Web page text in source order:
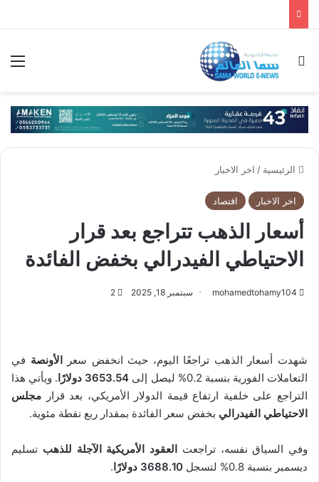
بحث عن
الرئيسية / اخر الاخبار
اخر الاخبار اقتصاد
أسعار الذهب تتراجع بعد قرار
الاحتياطي الفيدرالي بخفض الفائدة
mohamedtohamy104 سبتمبر 18, 2025 2
شهدت أسعار الذهب تراجعًا اليوم، حيث انخفض سعرالأونصة في
التعاملات الفورية بنسبة 0.2% ليصل إلى
3653.54 دولارًا
. ويأتي هذا
التراجع على خلفية ارتفاع قيمة الدولار الأمريكي، بعد قرار مجلس
الاحتياطي الفيدرالي بخفض سعر الفائدة بمقدار ربع نقطة مئوية.
وفي السياق نفسه، تراجعت العقود الأمريكية الآجلة للذهب تسليم
ديسمبر بنسبة 0.8% لتسجل
3688.10 دولارًا .